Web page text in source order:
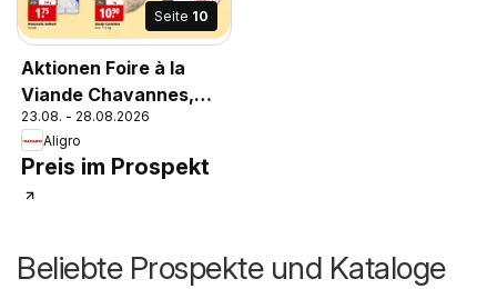
Seite 10
Aktionen Foire à la
Viande Chavannes,
Matran, Genève, Sion
23.08. - 28.08.2026
Aligro
Preis im Prospekt
Beliebte Prospekte und Kataloge